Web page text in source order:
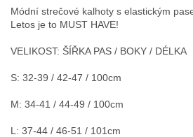
Módní strečové kalhoty s elastickým
Letos je to MUST HAVE!
VELIKOST: ŠÍŘKA PAS / BOKY / DÉLKA
S: 32-39 / 42-47 / 100cm
M: 34-41 / 44-49 / 100cm
L: 37-44 / 46-51 / 101cm